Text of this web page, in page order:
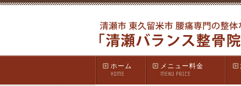
ホーム
HOME
メニュー料金
MENU PRICE